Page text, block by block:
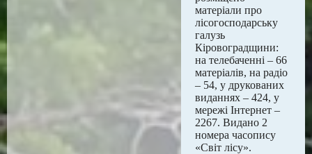
матеріали про
лісогосподарську
галузь
Кіровоградщини:
на телебаченні – 66
матеріалів, на радіо
– 54, у друкованих
виданнях – 424, у
мережі Інтернет –
2267. Видано 2
номера часопису
«Світ лісу».